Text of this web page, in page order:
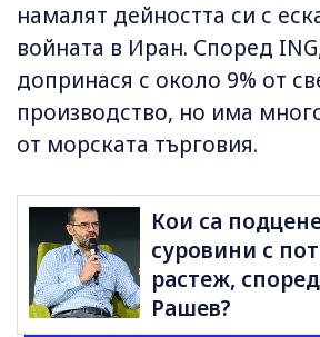
намалят дейността си с
войната в Иран. Според
допринася с около 9% от
производство, но има
от морската търговия.
Кои са
суровини с
растеж,
Рашев?